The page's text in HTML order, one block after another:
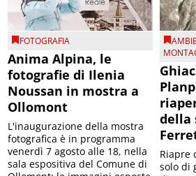
FOTOGRAFIA
Anima Alpina, le
fotografie di Ilenia
Noussan in mostra a
Ollomont
L'inaugurazione della mostra
fotografica è in programma
venerdì 7 agosto alle 18, nella
sala espositiva del Comune di
della
Riapre
solo di